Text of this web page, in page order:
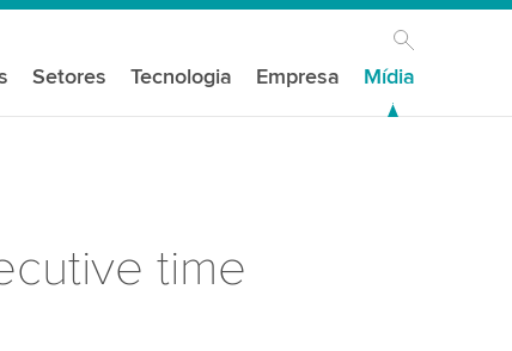
Setores Tecnologia Empresa Mídia
time